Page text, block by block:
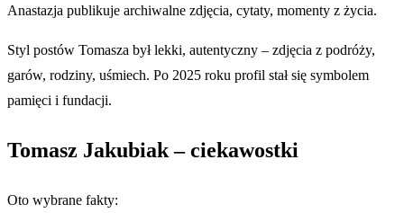
Anastazja publikuje archiwalne zdjęcia, cytaty, momenty z życia.
Styl postów Tomasza był lekki, autentyczny – zdjęcia z podróży,
garów, rodziny, uśmiech. Po 2025 roku profil stał się symbolem
pamięci i fundacji.
Tomasz Jakubiak – ciekawostki
Oto wybrane fakty: